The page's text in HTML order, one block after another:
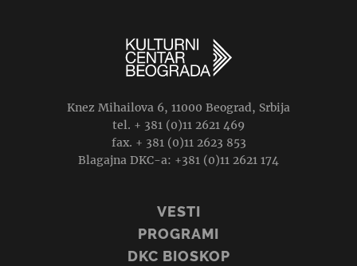
Knez Mihailova 6, 11000 Beograd, Srbija
tel. + 381 (0)11 2621 469
fax. + 381 (0)11 2623 853
Blagajna DKC-a: +381 (0)11 2621 174
VESTI
PROGRAMI
DKC BIOSKOP